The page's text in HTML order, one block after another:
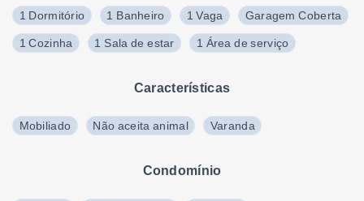
1 Dormitório 1 Banheiro 1 Vaga Garagem Coberta
1 Cozinha 1 Sala de estar 1 Área de serviço
Características
Mobiliado Não aceita animal Varanda
Condomínio